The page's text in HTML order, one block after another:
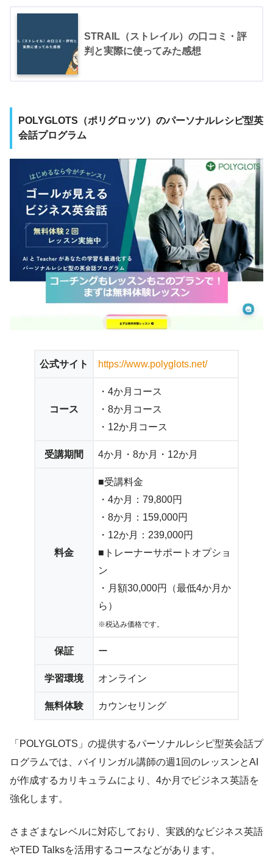
STRAIL（ストレイル）の口コミ・評
判と実際に使ってみた感想
POLYGLOTS（ポリグロッツ）のパーソナルレシピ型英
会話プログラム
公式サイト https://www.polyglots.net/
コース
・4か月コース
・8か月コース
・12か月コース
受講期間 4か月・8か月・12か月
料金
■受講料金
・4か月：79,800円
・8か月：159,000円
・12か月：239,000円
■トレーナーサポートオプショ
ン
・月額30,000円（最低4か月か
ら）
※税込み価格です。
保証 ー
学習環境 オンライン
無料体験 カウンセリング
「POLYGLOTS」の提供するパーソナルレシピ型英会話プ
ログラムでは、バイリンガル講師の週1回のレッスンとAI
が作成するカリキュラムにより、4か月でビジネス英語を
強化します。
さまざまなレベルに対応しており、実践的なビジネス英語
やTED Talksを活用するコースなどがあります。